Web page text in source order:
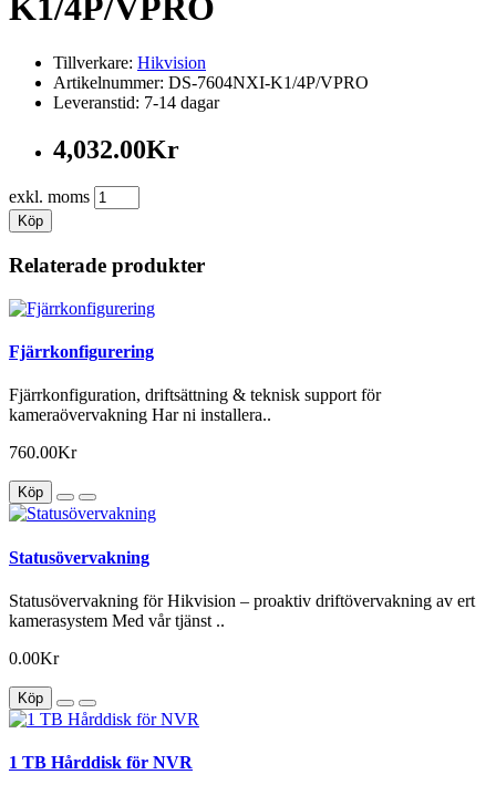
Tillverkare: Hikvision
Artikelnummer: DS-7604NXI-K1/4P/VPRO
Leveranstid: 7-14 dagar
4,032.00Kr
exkl. moms
Köp
Relaterade produkter
Fjärrkonfigurering
Fjärrkonfiguration, driftsättning & teknisk support för
kameraövervakning Har ni installera..
760.00Kr
Köp
Statusövervakning
Statusövervakning för Hikvision – proaktiv driftövervakning av ert
kamerasystem Med vår tjänst ..
0.00Kr
Köp
1 TB Hårddisk för NVR